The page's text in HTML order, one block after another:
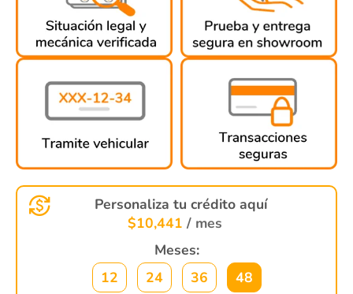
Personaliza tu crédito aquí
$10,441 / mes
Meses:
12
24 36
48